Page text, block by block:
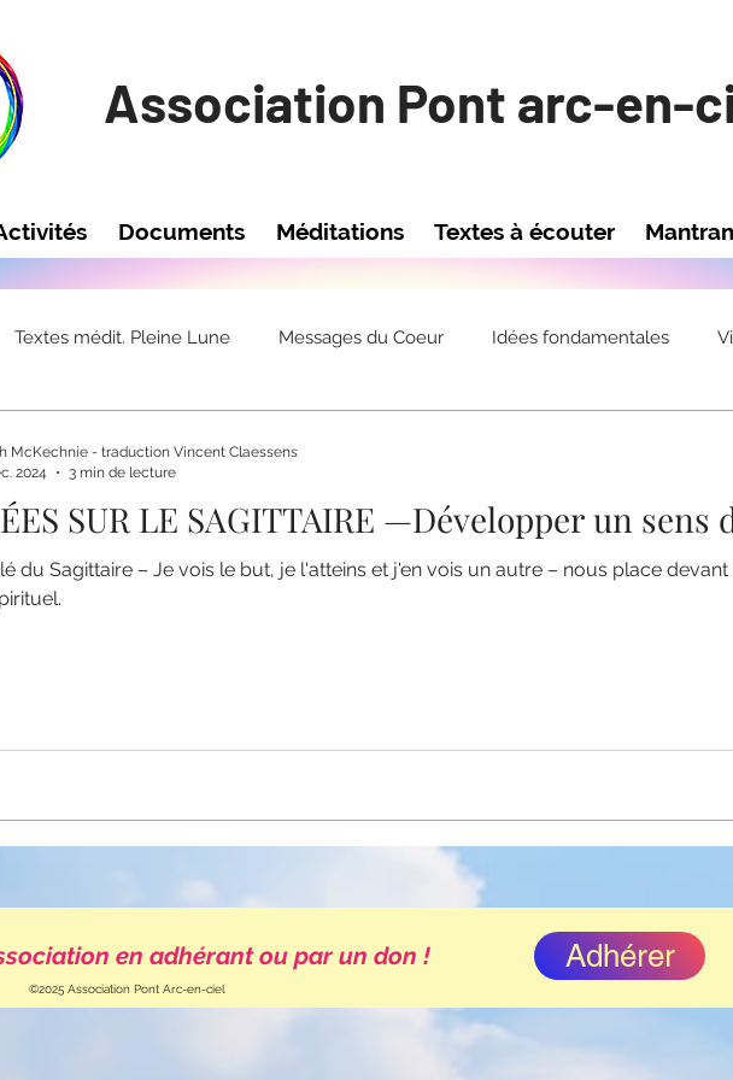
Association Pont arc-en-
Documents Méditations Textes à écouter
Textes médit. Pleine Lune Messages du Coeur Idées fondamentales
SUR LE SAGITTAIRE —Développer un
du Sagittaire – Je vois le but, je l'atteins et j'en vois un autre – nous place
McKechnie - traduction Vincent Claessens
2024
3 min de lecture
en adhérant ou par un don ! Adhérer
©2025 Association Pont Arc-en-ciel